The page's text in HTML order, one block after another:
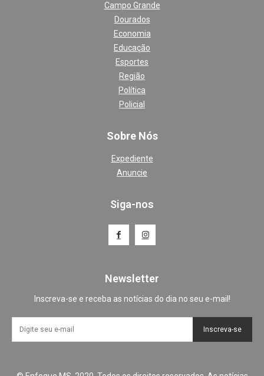
Campo Grande
Dourados
Economia
Educação
Esportes
Região
Política
Policial
Sobre Nós
Expediente
Anuncie
Siga-nos
Newsletter
Inscreva-se e receba as notícias do dia no seu e-mail!
Inscreva-se